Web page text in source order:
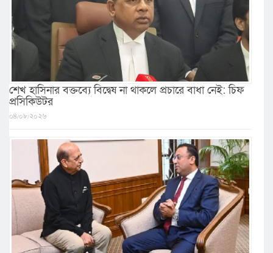
শেখ হাসিনার বক্তব্যে বিদ্বেষ না থাকলে প্রচারে বাধা নেই: চিফ
প্রসিকিউটর
০৪/০৮/২০২৬